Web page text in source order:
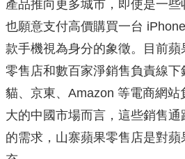
產品推向更多城市，即使是一些
也願意支付高價購買一台
款手機視為身分的象徵。目前
零售店和數百家淨銷售負責線
貓、京東、Amazon 等電商網站
大的中國市場而言，這些銷售
的需求，山寨蘋果零售店是對